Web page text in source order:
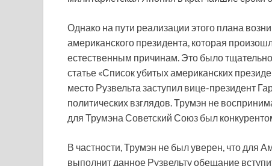
Однако на пути реализации этого плана
американского президента, которая
естественным причинам. Это было
статье «Список убитых американских
место Рузвельта заступил вице-президент
политических взглядов. Трумэн не
для Трумэна Советский Союз был
В частности, Трумэн не был уверен, что для
выполнит данное Рузвельту обещание